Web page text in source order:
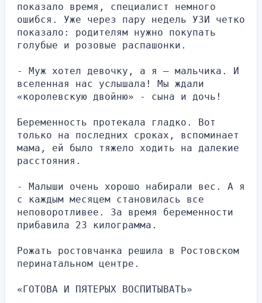
показало время, специалист немного
ошибся. Уже через пару недель УЗИ четко
показало: родителям нужно покупать
голубые и розовые распашонки.
- Муж хотел девочку, а я – мальчика. И
вселенная нас услышала! Мы ждали
«королевскую двойню» - сына и дочь!
Беременность протекала гладко. Вот
только на последних сроках, вспоминает
мама, ей было тяжело ходить на далекие
расстояния.
- Малыши очень хорошо набирали вес. А я
с каждым месяцем становилась все
неповоротливее. За время беременности
прибавила 23 килограмма.
Рожать ростовчанка решила в Ростовском
перинатальном центре.
«ГОТОВА И ПЯТЕРЫХ ВОСПИТЫВАТЬ»